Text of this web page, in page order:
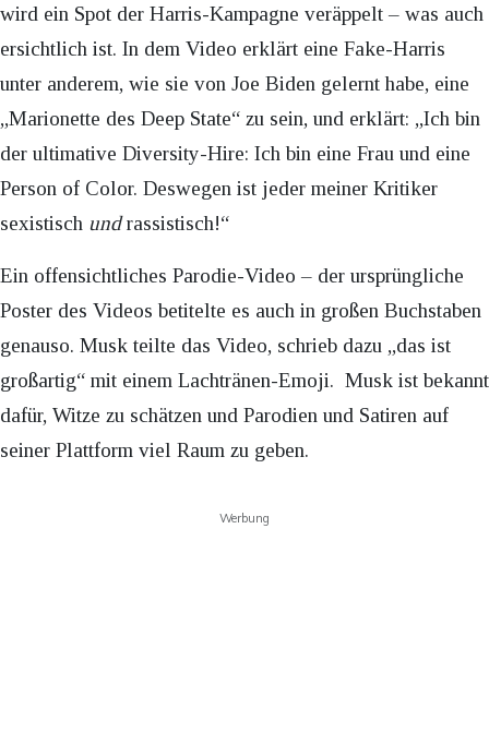
wird ein Spot der Harris-Kampagne veräppelt – was auch
ersichtlich ist. In dem Video erklärt eine Fake-Harris
unter anderem, wie sie von Joe Biden gelernt habe, eine
„Marionette des Deep State“ zu sein, und erklärt: „Ich bin
der ultimative Diversity-Hire: Ich bin eine Frau und eine
Person of Color. Deswegen ist jeder meiner Kritiker
sexistisch undrassistisch!“
Ein offensichtliches Parodie-Video – der ursprüngliche
Poster des Videos betitelte es auch in großen Buchstaben
genauso. Musk teilte das Video, schrieb dazu „das ist
großartig“ mit einem Lachtränen-Emoji. Musk ist bekannt
dafür, Witze zu schätzen und Parodien und Satiren auf
seiner Plattform viel Raum zu geben.
Werbung